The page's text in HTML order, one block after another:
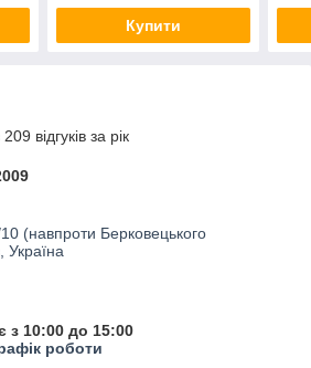
Купити
відгуків за рік
(навпроти Берковецького
Україна
з 10:00 до 15:00
роботи